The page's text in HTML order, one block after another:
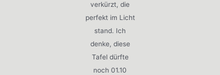
verkürzt, die
perfekt im Licht
stand. Ich
denke, diese
Tafel dürfte
noch 01.10